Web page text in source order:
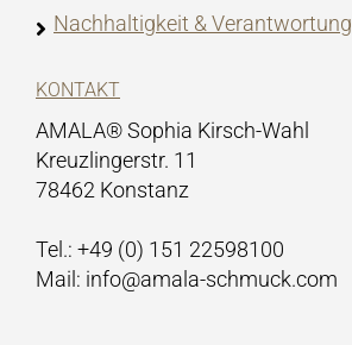
Nachhaltigkeit & Verantwortung
KONTAKT
AMALA® Sophia Kirsch-Wahl
Kreuzlingerstr. 11
78462 Konstanz
Tel.: +49 (0) 151 22598100
Mail: info@amala-schmuck.com